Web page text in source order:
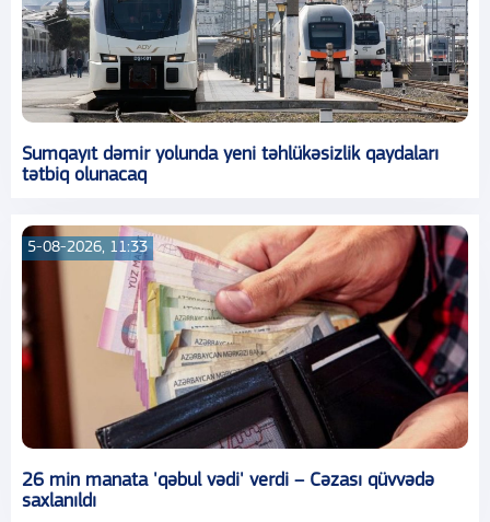
Sumqayıt dəmir yolunda yeni təhlükəsizlik qaydaları
tətbiq olunacaq
5-08-2026, 11:33
26 min manata 'qəbul vədi' verdi – Cəzası qüvvədə
saxlanıldı